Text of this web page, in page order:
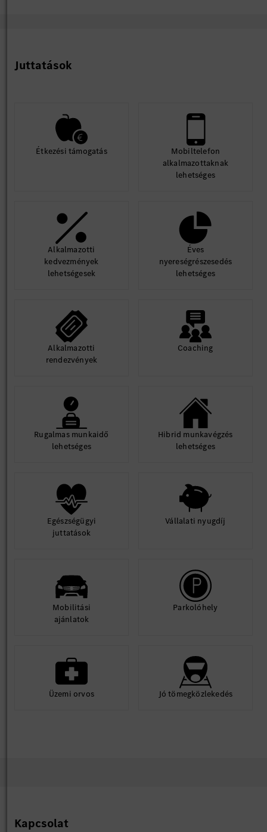
Juttatások
Étkezési támogatás
Mobiltelefon
alkalmazottaknak
lehetséges
Alkalmazotti
kedvezmények
lehetségesek
Éves
nyereségrészesedés
lehetséges
Alkalmazotti
rendezvények
Coaching
Rugalmas munkaidő
lehetséges
Hibrid munkavégzés
lehetséges
Egészségügyi
juttatások
Vállalati nyugdíj
Mobilitási
ajánlatok
Parkolóhely
Üzemi orvos Jó tömegközlekedés
Kapcsolat